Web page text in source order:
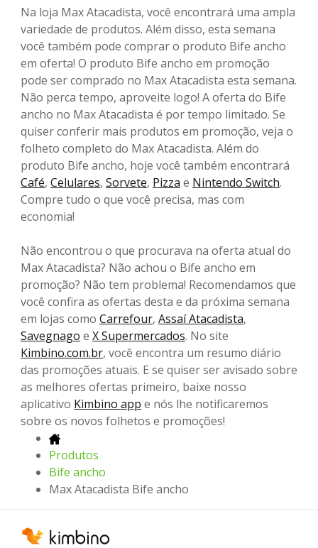
Na loja Max Atacadista, você encontrará uma ampla
variedade de produtos. Além disso, esta semana
você também pode comprar o produto Bife ancho
em oferta! O produto Bife ancho em promoção
pode ser comprado no Max Atacadista esta semana.
Não perca tempo, aproveite logo! A oferta do Bife
ancho no Max Atacadista é por tempo limitado. Se
quiser conferir mais produtos em promoção, veja o
folheto completo do Max Atacadista. Além do
produto Bife ancho, hoje você também encontrará
Café, Celulares, Sorvete, Pizza e Nintendo Switch.
Compre tudo o que você precisa, mas com
economia!
Não encontrou o que procurava na oferta atual do
Max Atacadista? Não achou o Bife ancho em
promoção? Não tem problema! Recomendamos que
você confira as ofertas desta e da próxima semana
em lojas como Carrefour, Assaí Atacadista,
Savegnago e X Supermercados. No site
Kimbino.com.br, você encontra um resumo diário
das promoções atuais. E se quiser ser avisado sobre
as melhores ofertas primeiro, baixe nosso
aplicativo Kimbino app e nós lhe notificaremos
sobre os novos folhetos e promoções!
Produtos
Bife ancho
Max Atacadista Bife ancho